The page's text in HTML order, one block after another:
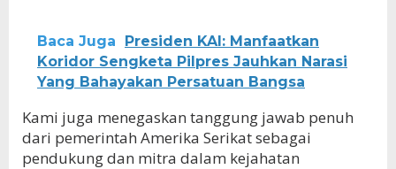
Baca Juga
Presiden KAI: Manfaatkan
Koridor Sengketa Pilpres Jauhkan Narasi
Yang Bahayakan Persatuan Bangsa
Kami juga menegaskan tanggung jawab penuh
dari pemerintah Amerika Serikat sebagai
pendukung dan mitra dalam kejahatan